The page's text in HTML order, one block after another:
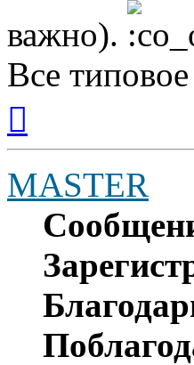
важно).
Все
началу
MASTER